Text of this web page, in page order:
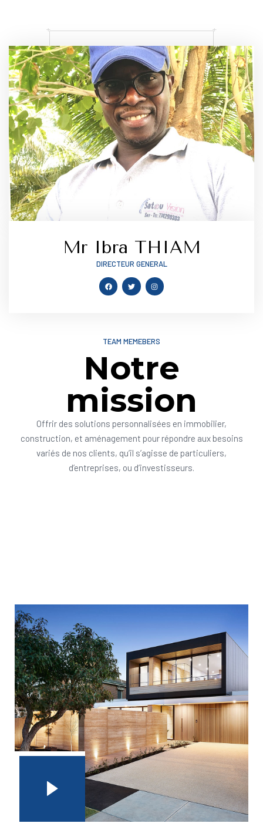
Mr Ibra THIAM
DIRECTEUR GENERAL
TEAM MEMEBERS
Notre
mission
Offrir des solutions personnalisées en immobilier,
construction, et aménagement pour répondre aux besoins
variés de nos clients, qu’il s’agisse de particuliers,
d’entreprises, ou d’investisseurs.